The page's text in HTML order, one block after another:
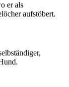
er als
aufstöbert.